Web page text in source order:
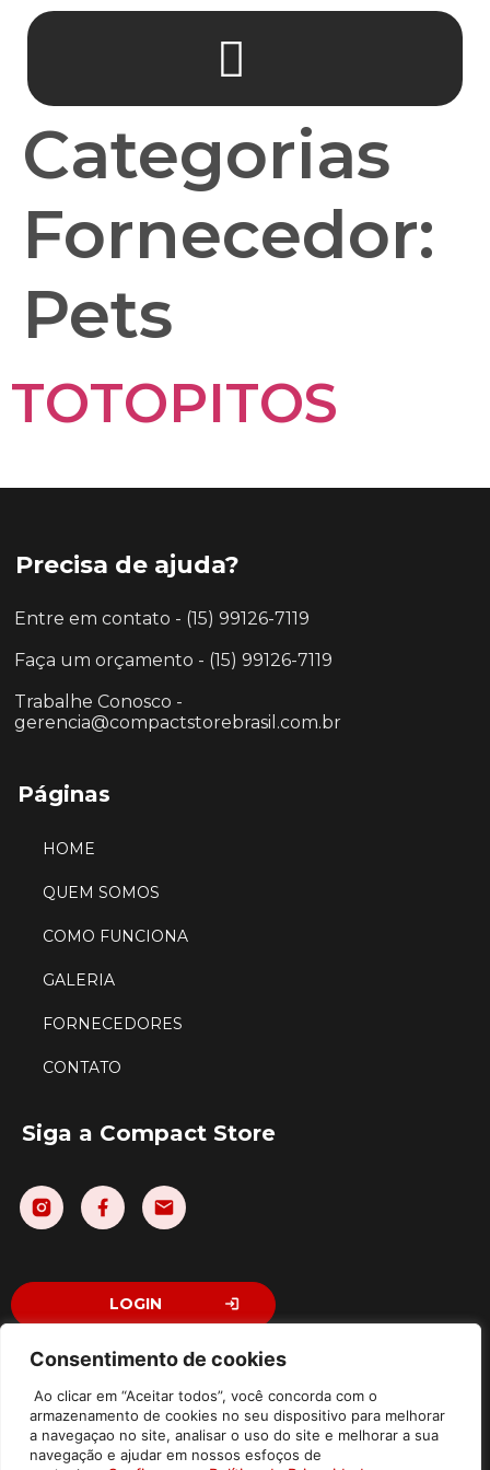
Consentimento de cookies
Ao clicar em “Aceitar todos”, você concorda com o
armazenamento de cookies no seu dispositivo para melhorar
a navegaçao no site, analisar o uso do site e melhorar a sua
navegação e ajudar em nossos esfoços de
Categorias
Fornecedor:
Pets
TOTOPITOS
Precisa de ajuda?
Entre em contato - (15) 99126-7119
Faça um orçamento - (15) 99126-7119
Trabalhe Conosco -
gerencia@compactstorebrasil.com.br
Páginas
HOME
QUEM SOMOS
COMO FUNCIONA
GALERIA
FORNECEDORES
CONTATO
Siga a Compact Store
LOGIN
©2026 Compact Store Comércio e Licenciamento Ltda – Todos
Direitos Reservados | Av. Washington Luiz, 310 – Jardim Emilia,
Sorocaba – SP / Piso térreo, sala 7 – CEP: 18031-000 | CNPJ:
43.786.055/0001-81